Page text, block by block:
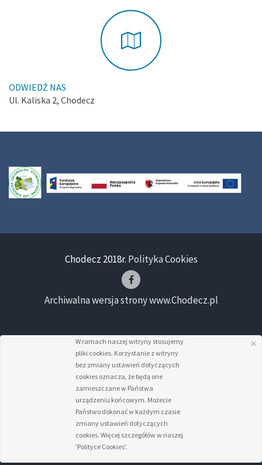
ODWIEDŹ NAS
Ul. Kaliska 2, Chodecz
Chodecz 2018r. Polityka Cookies
Archiwalna wersja strony www.Chodecz.pl
W ramach naszej witryny stosujemy
pliki cookies. Korzystanie z witryny
bez zmiany ustawień dotyczących
cookies oznacza, że będą one
zamieszczane w Państwa
urządzeniu końcowym. Możecie
Państwo dokonać w każdym czasie
zmiany ustawień dotyczących
cookies. Więcej szczegółów w naszej
'Polityce Cookies'.